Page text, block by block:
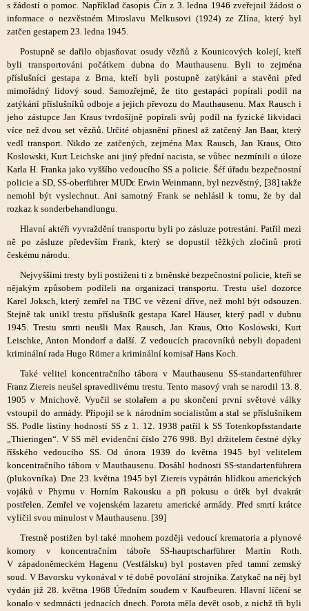
s žádostí o pomoc. Například časopis Čin z 3. ledna 1946 zveřejnil žádost o
informace o nezvěstném Miroslavu Melkusovi (1924) ze Zlína, který byl
zatčen gestapem 23. ledna 1945.
Postupně se dařilo objasňovat osudy vězňů z Kounicových kolejí, kteří
byli transportováni počátkem dubna do Mauthausenu. Byli to zejména
příslušníci gestapa z Brna, kteří byli postupně zatýkáni a stavěni před
mimořádný lidový soud. Samozřejmě, že tito gestapáci popírali podíl na
zatýkání příslušníků odboje a jejich převozu do Mauthausenu. Max Rausch i
jeho zástupce Jan Kraus tvrdošíjně popírali svůj podíl na fyzické likvidaci
více než dvou set vězňů. Určité objasnění přinesl až zatčený Jan Baar, který
vedl transport. Nikdo ze zatčených, zejména Max Rausch, Jan Kraus, Otto
Koslowski, Kurt Leichske ani jiný přední nacista, se vůbec nezmínili o úloze
Karla H. Franka jako vyššího vedoucího SS a policie. Šéf úřadu bezpečnostní
policie a SD, SS-oberführer MUDr. Erwin Weinmann, byl nezvěstný, [38] takže
nemohl být vyslechnut. Ani samotný Frank se nehlásil k tomu, že by dal
rozkaz k sonderbehandlungu.
Hlavní aktéři vyvraždění transportu byli po zásluze potrestáni. Patřil mezi
ně po zásluze především Frank, který se dopustil těžkých zločinů proti
českému národu.
Nejvyššími tresty byli postiženi ti z brněnské bezpečnostní policie, kteří se
nějakým způsobem podíleli na organizaci transportu. Trestu ušel dozorce
Karel Joksch, který zemřel na TBC ve vězení dříve, než mohl být odsouzen.
Stejně tak unikl trestu příslušník gestapa Karel Häuser, který padl v dubnu
1945. Trestu smrti neušli Max Rausch, Jan Kraus, Otto Koslowski, Kurt
Leischke, Anton Mondorf a další. Z vedoucích pracovníků nebyli dopadeni
kriminální rada Hugo Römer a kriminální komisař Hans Koch.
Také velitel koncentračního tábora v Mauthausenu SS-standartenführer
Franz Ziereis neušel spravedlivému trestu. Tento masový vrah se narodil 13. 8.
1905 v Mnichově. Vyučil se stolařem a po skončení první světové války
vstoupil do armády. Připojil se k národním socialistům a stal se příslušníkem
SS. Podle listiny hodností SS z 1. 12. 1938 patřil k SS Totenkopfsstandarte
„Thieringen“. V SS měl evidenční číslo 276 998. Byl držitelem čestné dýky
říšského vedoucího SS. Od února 1939 do května 1945 byl velitelem
koncentračního tábora v Mauthausenu. Dosáhl hodnosti SS-standartenführera
(plukovníka). Dne 23. května 1945 byl Ziereis vypátrán hlídkou amerických
vojáků v Phyrnu v Horním Rakousku a při pokusu o útěk byl dvakrát
postřelen. Zemřel ve vojenském lazaretu americké armády. Před smrtí krátce
vylíčil svou minulost v Mauthausenu. [39]
Trestně postižen byl také mnohem později vedoucí krematoria a plynové
komory v koncentračním táboře SS-hauptscharführer Martin Roth.
V západoněmeckém Hagenu (Vestfálsku) byl postaven před tamní zemský
soud. V Bavorsku vykonával v té době povolání strojníka. Zatykač na něj byl
vydán již 28. května 1968 Úředním soudem v Kaufbeuren. Hlavní líčení se
konalo v sedmnácti jednacích dnech. Porota měla devět osob, z nichž tři byli